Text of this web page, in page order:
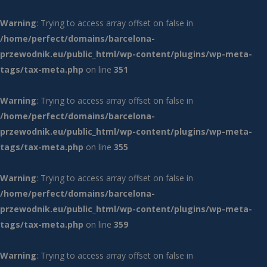
Warning: Trying to access array offset on false in
/home/perfect/domains/barcelona-
przewodnik.eu/public_html/wp-content/plugins/wp-meta-
tags/tax-meta.php on line 351
Warning: Trying to access array offset on false in
/home/perfect/domains/barcelona-
przewodnik.eu/public_html/wp-content/plugins/wp-meta-
tags/tax-meta.php on line 355
Warning: Trying to access array offset on false in
/home/perfect/domains/barcelona-
przewodnik.eu/public_html/wp-content/plugins/wp-meta-
tags/tax-meta.php on line 359
Warning: Trying to access array offset on false in